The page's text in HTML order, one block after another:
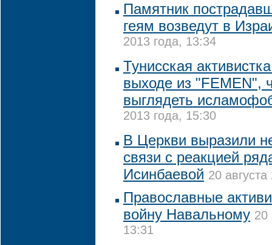
Памятник
геям возведут в
2013 года, 13:34
Тунисская
выходе из "FEMEN",
выглядеть
2013 года, 15:30
В Церкви выразили
связи с реакцией
Исинбаевой 20
Православные
войну Навальному 20
13:31